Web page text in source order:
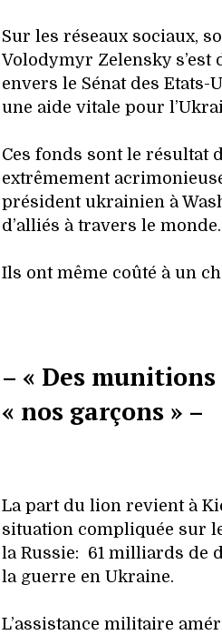
Sur les réseaux sociaux,
Volodymyr Zelensky s’est
envers le Sénat des
une aide vitale pour
Ces fonds sont le résultat
extrêmement
président ukrainien à
d’alliés à travers le monde.
Ils ont même coûté à un
– « Des
« nos garçons » –
La part du lion revient à
situation compliquée sur
la Russie: 61 milliards de
la guerre en Ukraine.
L’assistance militaire